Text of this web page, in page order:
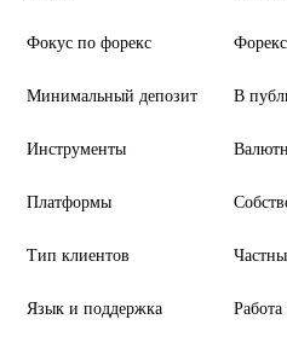
Фокус по форекс
Минимальный депозит В
Инструменты
Платформы
Тип клиентов
Язык и поддержка